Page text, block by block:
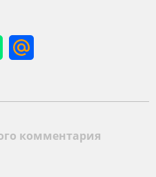
комментария